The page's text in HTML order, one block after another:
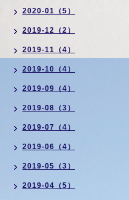
2020-01（5）
2019-12（2）
2019-11（4）
2019-10（4）
2019-09（4）
2019-08（3）
2019-07（4）
2019-06（4）
2019-05（3）
2019-04（5）